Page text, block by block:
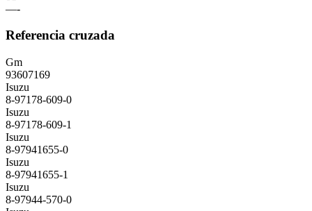
—-
Referencia cruzada
Gm
93607169
Isuzu
8-97178-609-0
Isuzu
8-97178-609-1
Isuzu
8-97941655-0
Isuzu
8-97941655-1
Isuzu
8-97944-570-0